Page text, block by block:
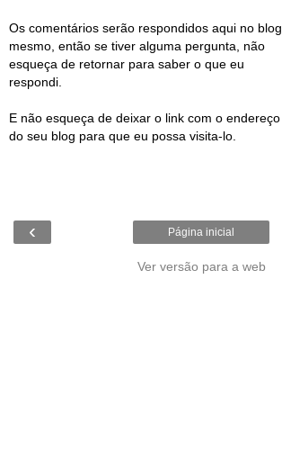
Os comentários serão respondidos aqui no blog
mesmo, então se tiver alguma pergunta, não
esqueça de retornar para saber o que eu
respondi.
E não esqueça de deixar o link com o endereço
do seu blog para que eu possa visita-lo.
‹ Página inicial
Ver versão para a web